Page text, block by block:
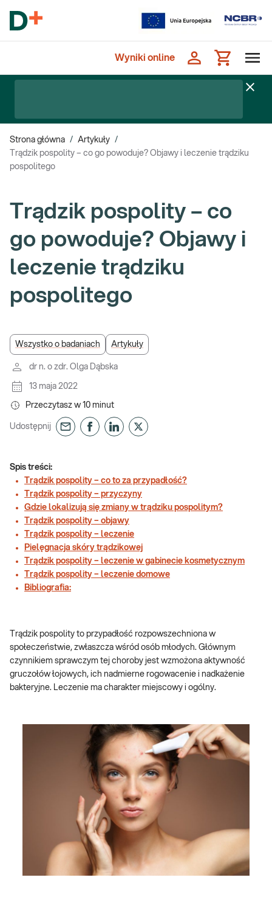
Wyniki online
Strona główna / Artykuły /
Trądzik pospolity – co go powoduje? Objawy i leczenie trądziku
pospolitego
Trądzik pospolity – co
go powoduje? Objawy i
leczenie trądziku
pospolitego
Wszystko o badaniach Artykuły
dr n. o zdr. Olga Dąbska
13 maja 2022
Przeczytasz w 10 minut
Udostępnij
Spis treści:
Trądzik pospolity – co to za przypadłość?
Trądzik pospolity – przyczyny
Gdzie lokalizują się zmiany w trądziku pospolitym?
Trądzik pospolity – objawy
Trądzik pospolity – leczenie
Pielęgnacja skóry trądzikowej
Trądzik pospolity – leczenie w gabinecie kosmetycznym
Trądzik pospolity – leczenie domowe
Bibliografia:
Trądzik pospolity to przypadłość rozpowszechniona w
społeczeństwie, zwłaszcza wśród osób młodych. Głównym
czynnikiem sprawczym tej choroby jest wzmożona aktywność
gruczołów łojowych, ich nadmierne rogowacenie i nadkażenie
bakteryjne. Leczenie ma charakter miejscowy i ogólny.